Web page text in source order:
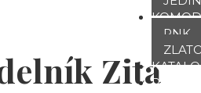
PNK
Zita